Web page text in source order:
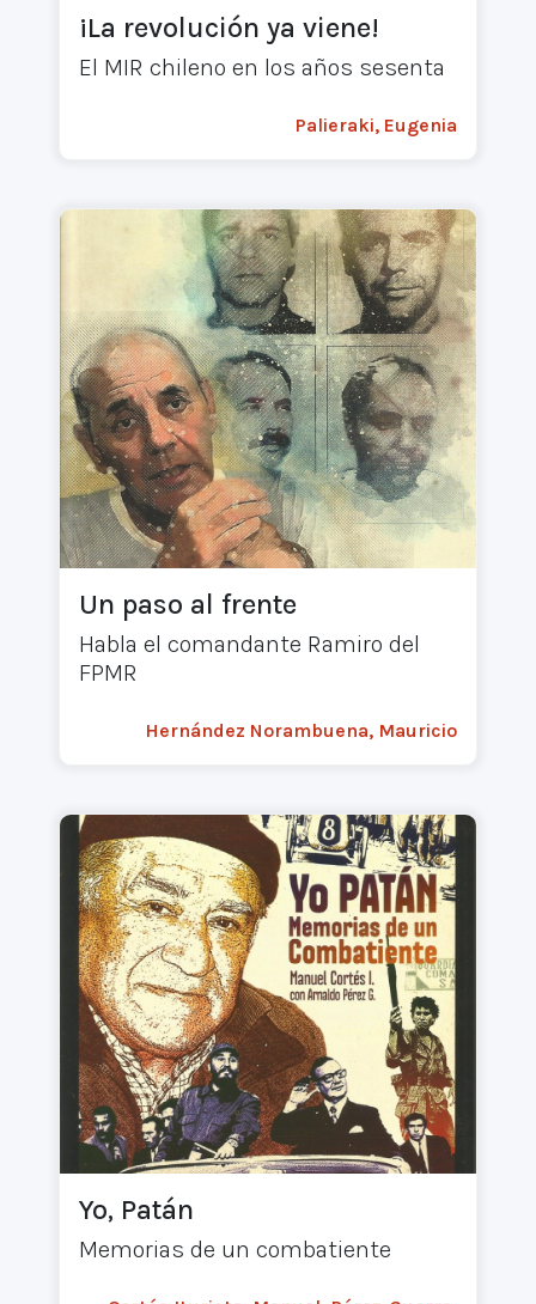
¡La revolución ya viene!
El MIR chileno en los años sesenta
Palieraki, Eugenia
Un paso al frente
Habla el comandante Ramiro del
FPMR
Hernández Norambuena, Mauricio
Yo, Patán
Memorias de un combatiente